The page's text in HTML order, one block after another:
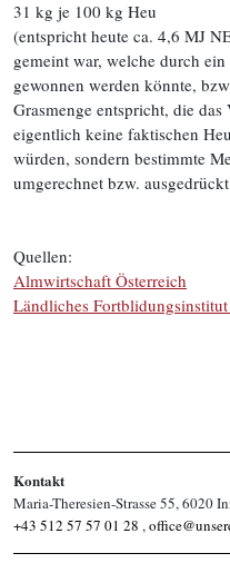
31 kg je 100 kg Heu
(entspricht heute ca. 4,6 MJ
gemeint war, welche durch
gewonnen werden könnte,
Grasmenge entspricht, die
eigentlich keine faktischen
würden, sondern bestimmte
umgerechnet bzw.
Quellen:
Almwirtschaft Österreich
Ländliches
Kontakt
Maria-Theresien-Strasse 55, 6020
+43 512 57 57 01 28 ,